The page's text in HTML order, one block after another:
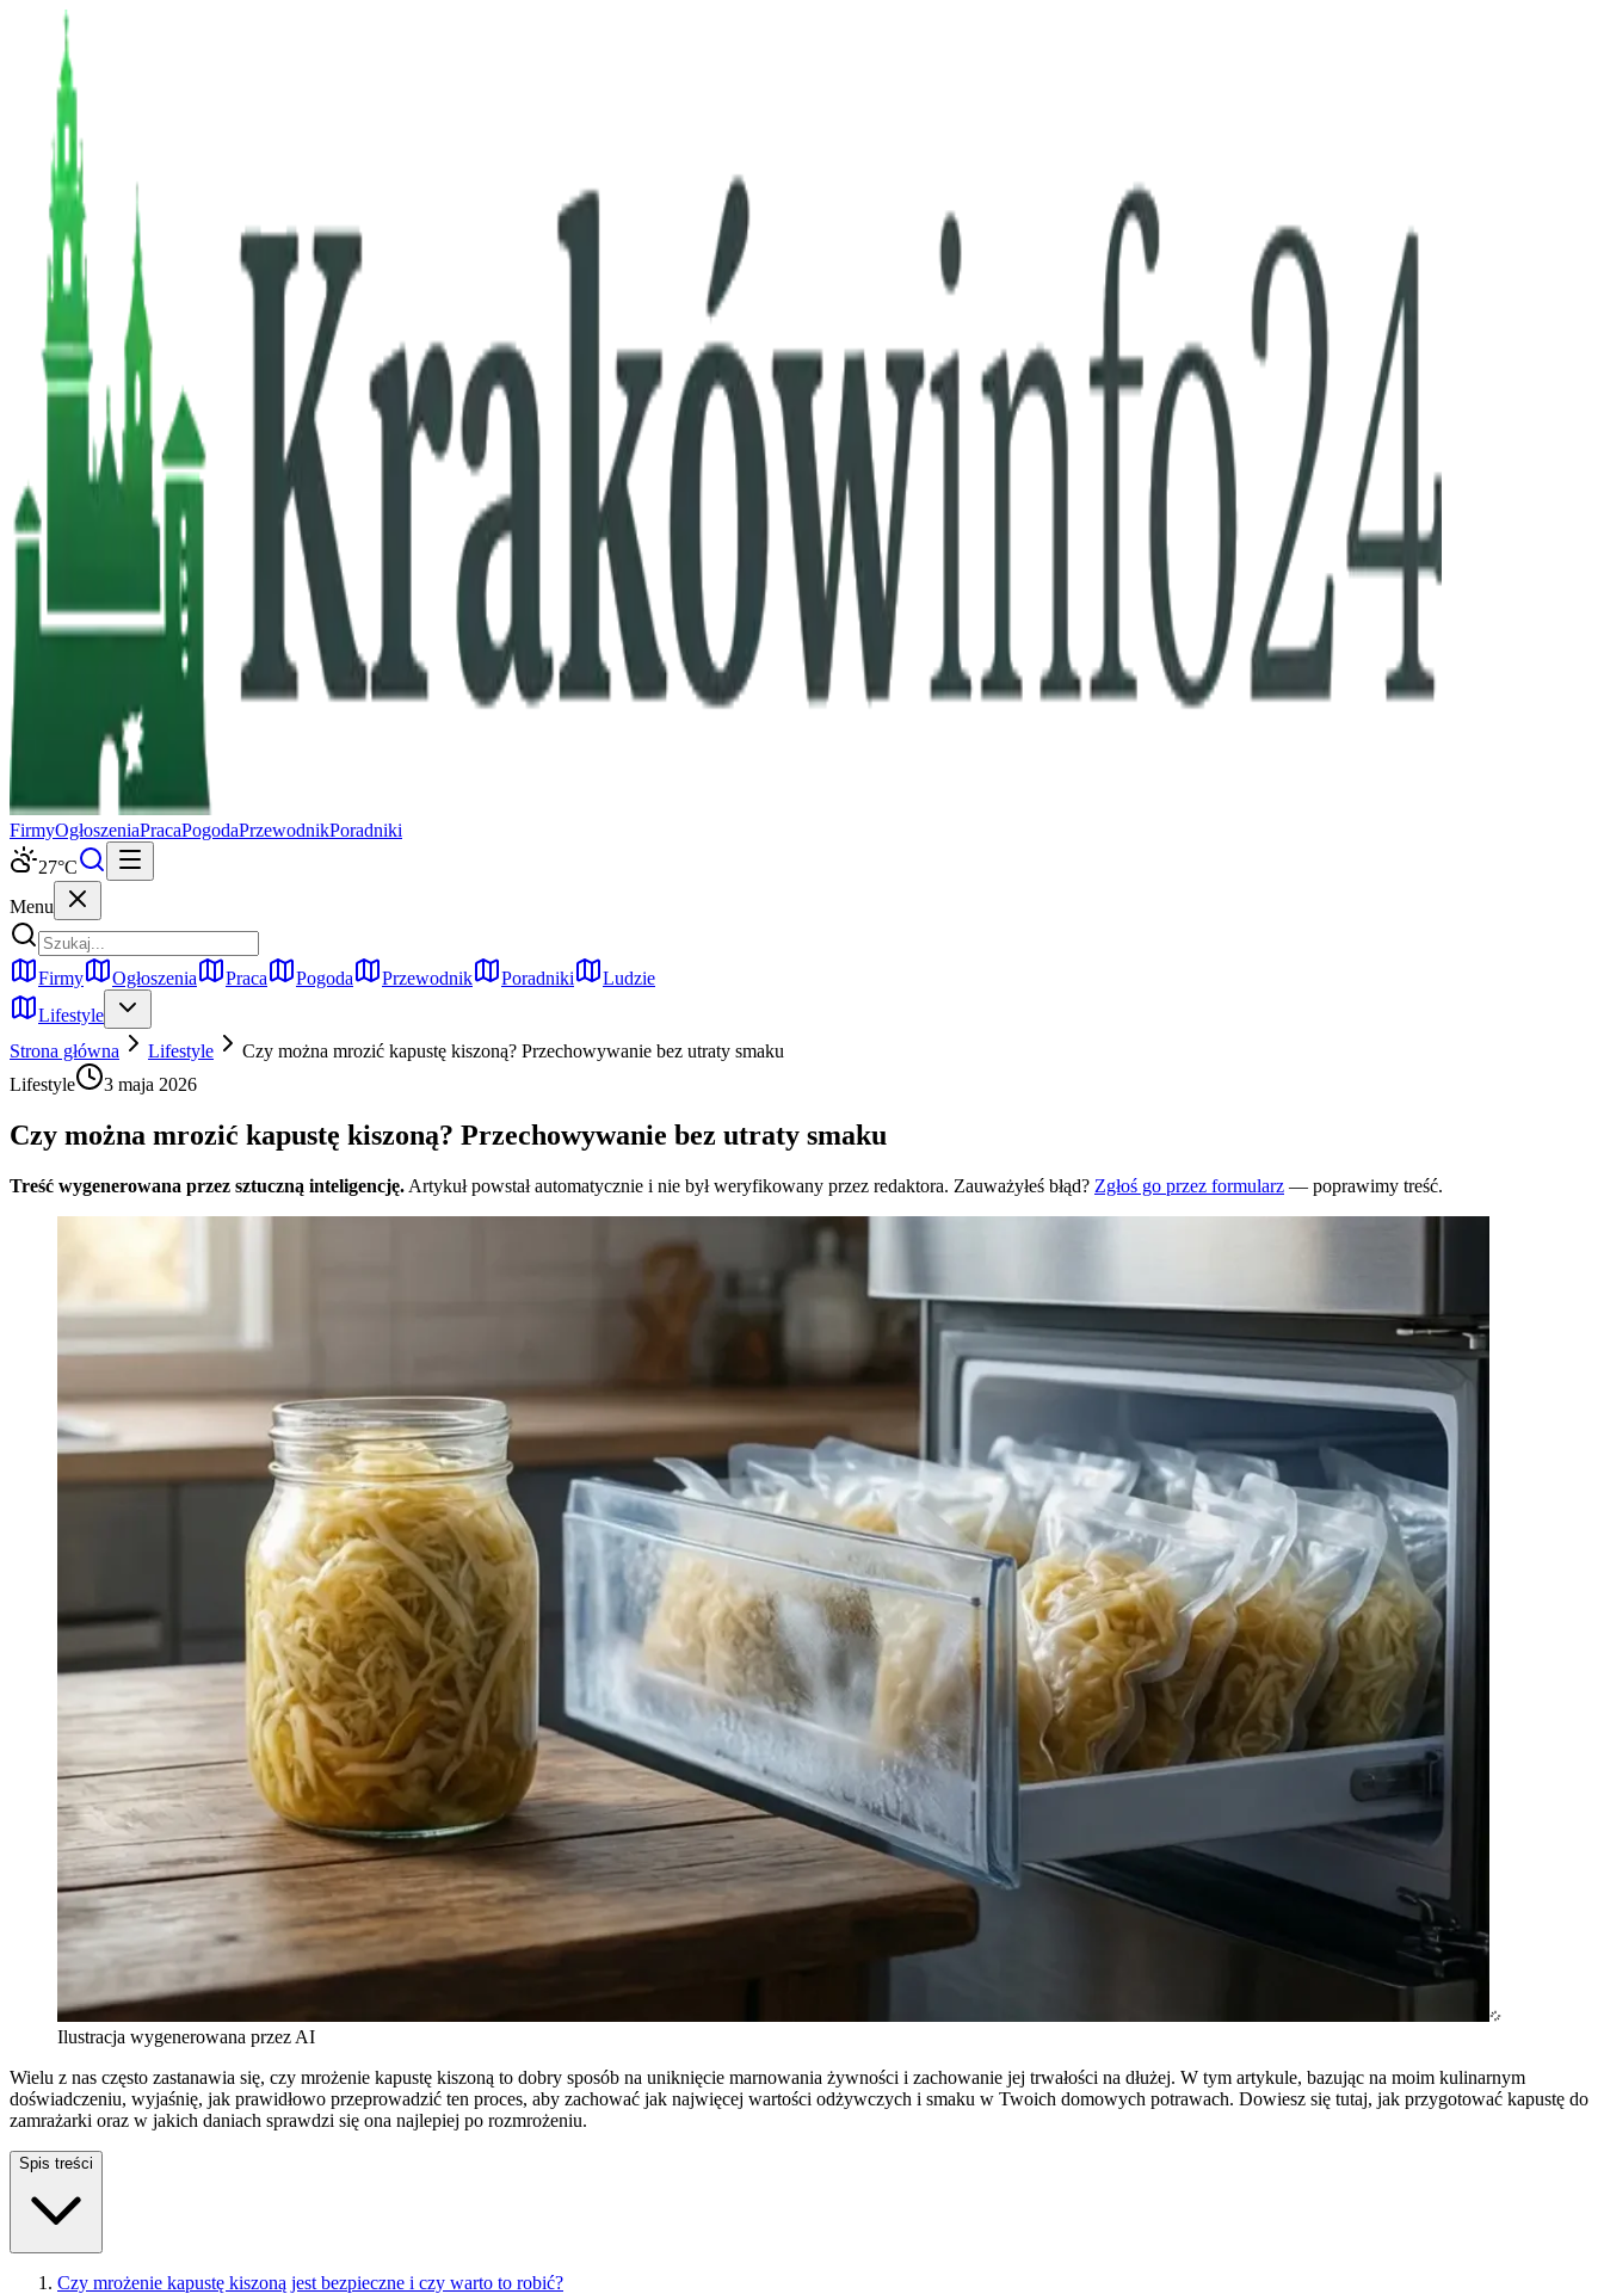
FirmyOgłoszeniaPracaPogodaPrzewodnikPoradniki
27°C
Menu
Firmy Ogłoszenia Praca Pogoda Przewodnik Poradniki
Ludzie
Lifestyle
Strona główna
Lifestyle
Czy można mrozić kapustę kiszoną? Przechowywanie bez utraty smaku
Lifestyle
3 maja 2026
Czy można mrozić kapustę kiszoną? Przechowywanie bez utraty smaku
Treść wygenerowana przez sztuczną inteligencję. Artykuł powstał automatycznie i nie był weryfikowany przez redaktora. Zauważyłeś błąd? Zgłoś go przez formularz — poprawimy treść.
Ilustracja wygenerowana przez AI
Wielu z nas często zastanawia się, czy mrożenie kapustę kiszoną to dobry sposób na uniknięcie marnowania żywności i zachowanie jej trwałości na dłużej. W tym artykule, bazując na moim kulinarnym
doświadczeniu, wyjaśnię, jak prawidłowo przeprowadzić ten proces, aby zachować jak najwięcej wartości odżywczych i smaku w Twoich domowych potrawach. Dowiesz się tutaj, jak przygotować kapustę do
zamrażarki oraz w jakich daniach sprawdzi się ona najlepiej po rozmrożeniu.
Spis treści
Czy mrożenie kapustę kiszoną jest bezpieczne i czy warto to robić?